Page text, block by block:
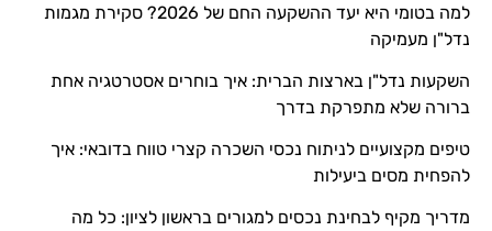
למה בטומי היא יעד ההשקעה החם של 2026? סקירת מגמות
נדל"ן מעמיקה
השקעות נדל"ן בארצות הברית: איך בוחרים אסטרטגיה אחת
ברורה שלא מתפרקת בדרך
טיפים מקצועיים לניתוח נכסי השכרה קצרי טווח בדובאי: איך
להפחית מסים ביעילות
מדריך מקיף לבחינת נכסים למגורים בראשון לציון: כל מה